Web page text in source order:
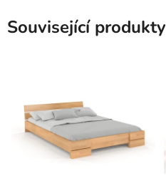
Související produkty